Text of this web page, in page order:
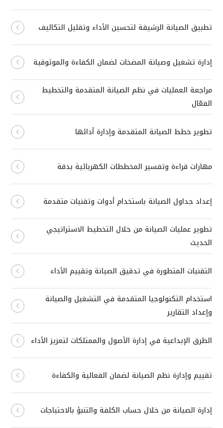
تطبيق الصيانة الرشيقة لتحسين الأداء وتقليل التكاليف
إدارة تشغيل وصيانة المضخات لضمان الكفاءة والموثوقية
مراجعة العمليات في نظم الصيانة المتقدمة والتخطيط
الفعّال
تطوير خطط الصيانة المتقدمة وإدارة أدائها
مهارات قراءة وتفسير المخططات الكهربائية بدقة
إعداد جداول الصيانة باستخدام أدوات وتقنيات متقدمة
تطوير عمليات الصيانة من خلال التخطيط الاستراتيجي
الحديث
التقنيات المتطورة في تدقيق الصيانة وتقييم الأداء
استخدام التكنولوجيا المتقدمة في التشغيل والصيانة
وإعداد التقارير
الطرق الإبداعية في إدارة الأصول والممتلكات لتعزيز الأداء
تقييم وإدارة نظم الصيانة لضمان الفعالية والكفاءة
إدارة الصيانة من خلال حساب الكلفة والتنبؤ بالاحتياجات